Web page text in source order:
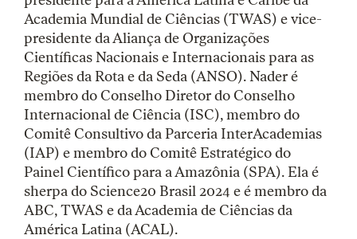
Academia Mundial de Ciências (TWAS) e vice-
presidente da Aliança de Organizações
Científicas Nacionais e Internacionais para as
Regiões da Rota e da Seda (ANSO). Nader é
membro do Conselho Diretor do Conselho
Internacional de Ciência (ISC), membro do
Comitê Consultivo da Parceria InterAcademias
(IAP) e membro do Comitê Estratégico do
Painel Científico para a Amazônia (SPA). Ela é
sherpa do Science20 Brasil 2024 e é membro da
ABC, TWAS e da Academia de Ciências da
América Latina (ACAL).